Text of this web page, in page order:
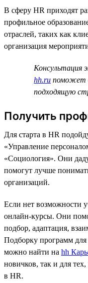
В сферу HR приходят
профильное
отраслей, таких как
организация
Консультация
hh.ru поможет
подходящую
Получить
Для старта в HR
«Управление
«Социология». Они
помогут лучше
организаций.
Если нет возможности
онлайн-курсы. Они
подбор, адаптация,
Подборку программ
можно найти на hh
новичков, так и для
в HR.